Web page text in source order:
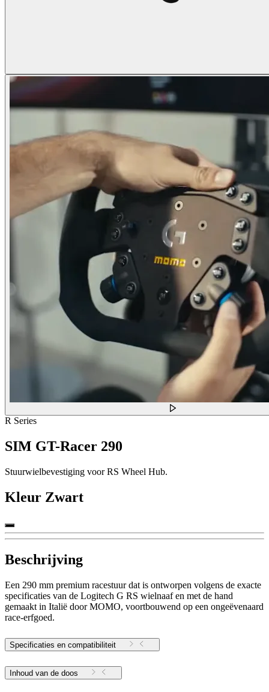
R Series
SIM GT-Racer 290
Stuurwielbevestiging voor RS Wheel Hub.
Kleur Zwart
Beschrijving
Een 290 mm premium racestuur dat is ontworpen volgens de exacte
specificaties van de Logitech G RS wielnaaf en met de hand
gemaakt in Italië door MOMO, voortbouwend op een ongeëvenaard
race-erfgoed.
Specificaties en compatibiliteit
Inhoud van de doos